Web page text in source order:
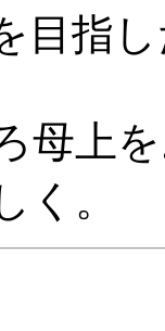
目指
母上
く。